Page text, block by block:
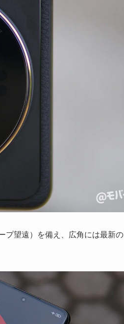
プ望遠）を備え、広角には最新